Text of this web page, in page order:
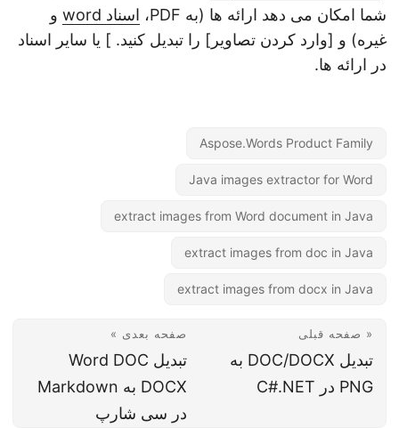
شما امکان می دهد ارائه ها (به PDF،
اسناد word
و
غیره) و [وارد کردن تصاویر] را تبدیل کنید. ] یا سایر اسناد
در ارائه ها.
Aspose.Words Product Family
Java images extractor for Word
extract images from Word document in Java
extract images from doc in Java
extract images from docx in Java
« صفحه قبلی
تبدیل DOC/DOCX به
PNG در C#.NET
صفحه بعدی »
تبدیل Word DOC
DOCX به Markdown
در سی شارپ